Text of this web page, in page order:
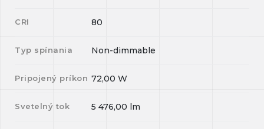
CRI 80
Typ spínania Non-dimmable
Pripojený príkon 72,00 W
Svetelný tok 5 476,00 lm